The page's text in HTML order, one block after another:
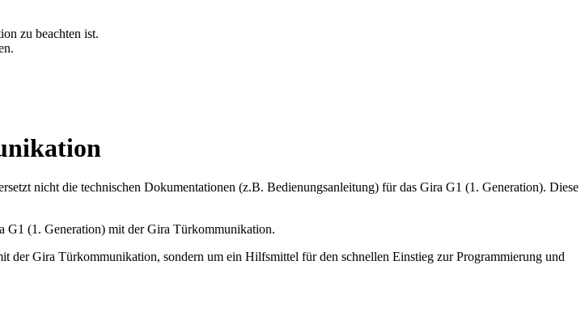
zu beachten ist.
nicht die technischen Dokumentationen (z.B. Bedienungsanleitung) für das Gira G1 (1. Generation). Diese
G1 (1. Generation) mit der Gira Türkommunikation.
Gira Türkommunikation, sondern um ein Hilfsmittel für den schnellen Einstieg zur Programmierung und